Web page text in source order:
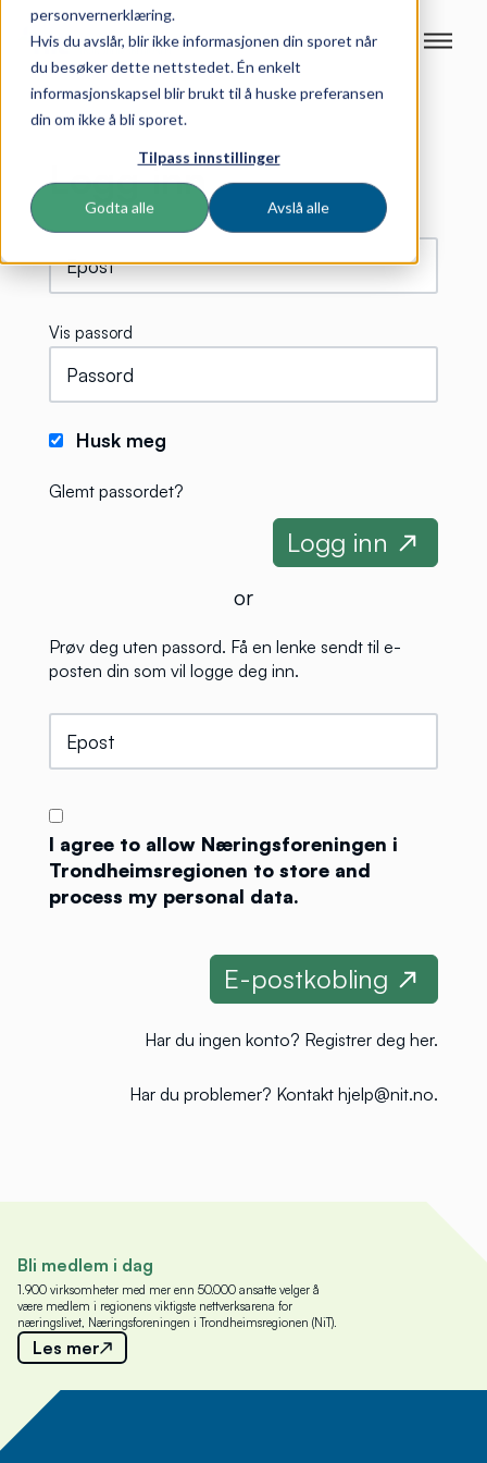
personvernerklæring.
Hvis du avslår, blir ikke informasjonen din sporet når
du besøker dette nettstedet. Én enkelt
informasjonskapsel blir brukt til å huske preferansen
din om ikke å bli sporet.
Tilpass innstillinger
Godta alle Avslå alle
Logg inn
Vis passord
Husk meg
Glemt passordet?
or
Prøv deg uten passord. Få en lenke sendt til e-
posten din som vil logge deg inn.
I agree to allow Næringsforeningen i
Trondheimsregionen to store and
process my personal data.
Har du ingen konto? Registrer deg her.
Har du problemer? Kontakt hjelp@nit.no.
Bli medlem i dag
1.900 virksomheter med mer enn 50.000 ansatte velger å
være medlem i regionens viktigste nettverksarena for
næringslivet, Næringsforeningen i Trondheimsregionen (NiT).
Les mer